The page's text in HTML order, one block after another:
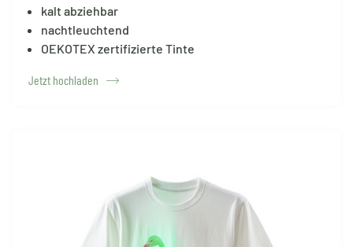
kalt abziehbar
nachtleuchtend
OEKOTEX zertifizierte Tinte
Jetzt hochladen